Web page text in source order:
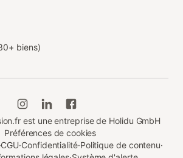
biens)
est une entreprise de Holidu GmbH
Préférences de cookies
CGU·Confidentialité·Politique de contenu·